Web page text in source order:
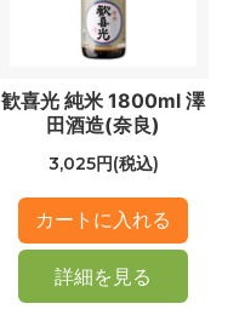
歓喜光 純米 1800ml 澤
田酒造(奈良)
3,025円(税込)
詳細を見る